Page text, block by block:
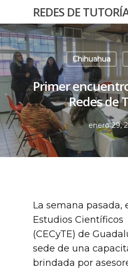
Hit enter to search
REDES DE
Chihuahua
Primer encuentro
Redes de
enero 29,
La semana pasada,
Estudios Científicos
(CECyTE) de
sede de una
brindada por